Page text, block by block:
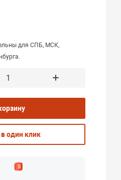
для СПБ, МСК,
в один клик